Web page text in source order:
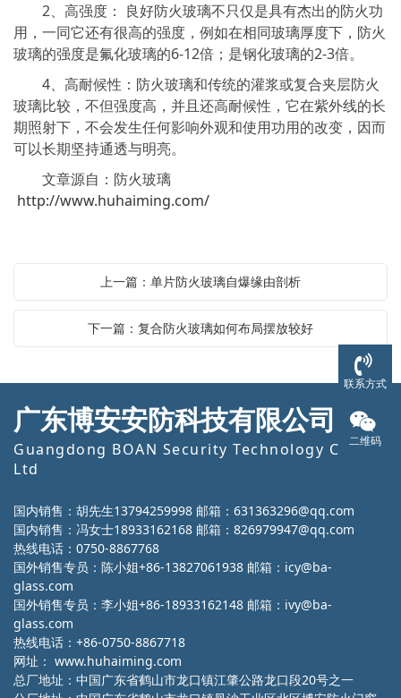
2、高强度： 良好防火玻璃不只仅是具有杰出的防火功
用，一同它还有很高的强度，例如在相同玻璃厚度下，防火
玻璃的强度是氟化玻璃的6-12倍；是钢化玻璃的2-3倍。
4、高耐候性：防火玻璃和传统的灌浆或复合夹层防火
玻璃比较，不但强度高，并且还高耐候性，它在紫外线的长
期照射下，不会发生任何影响外观和使用功用的改变，因而
可以长期坚持通透与明亮。
文章源自：防火玻璃
http://www.huhaiming.com/
上一篇：单片防火玻璃自爆缘由剖析
下一篇：复合防火玻璃如何布局摆放较好
广东博安安防科技有限公司
Guangdong BOAN Security Technology Co.,
Ltd
国内销售：胡先生13794259998 邮箱：631363296@qq.com
国内销售：冯女士18933162168 邮箱：826979947@qq.com
热线电话：0750-8867768
国外销售专员：陈小姐+86-13827061938 邮箱：icy@ba-
glass.com
国外销售专员：李小姐+86-18933162148 邮箱：ivy@ba-
glass.com
热线电话：+86-0750-8867718
网址： www.huhaiming.com
总厂地址：中国广东省鹤山市龙口镇江肇公路龙口段20号之一
联系方式
二维码